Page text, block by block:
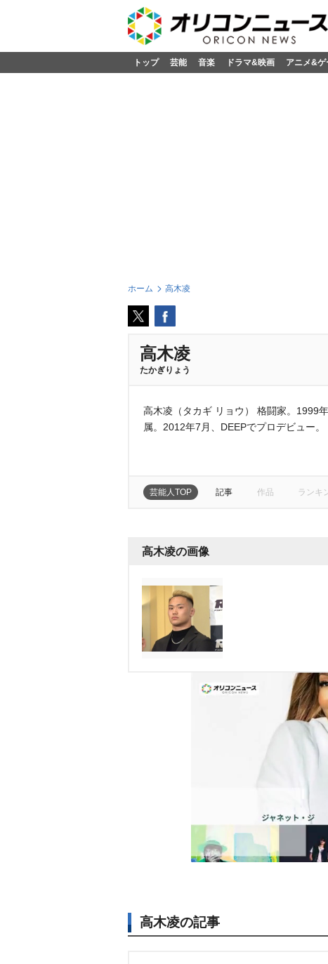
トップ 芸能 音楽 ドラマ&映画 アニメ&ゲ
ホーム 高木凌
高木凌
たかぎりょう
高木凌（タカギ リョウ） 格闘家。1999
属。2012年7月、DEEPでプロデビュー。
芸能人TOP 記事 作品 ランキ
高木凌の画像
高木凌の記事